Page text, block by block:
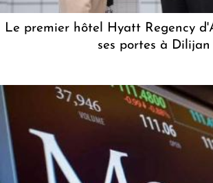
Le premier hôtel Hyatt Regency
ses portes à Dilijan